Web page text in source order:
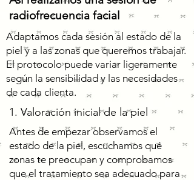
radiofrecuencia facial
Adaptamos cada sesión al estado de la
piel y a las zonas que queremos trabajar.
El protocolo puede variar ligeramente
según la sensibilidad y las necesidades
de cada clienta.
1. Valoración inicial de la piel
Antes de empezar observamos el
estado de la piel, escuchamos qué
zonas te preocupan y comprobamos
que el tratamiento sea adecuado para